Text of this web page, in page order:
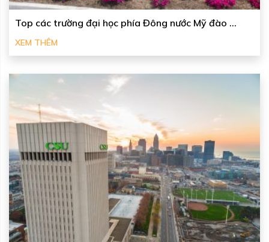
Top các trường đại học phía Đông nước Mỹ đào ...
XEM THÊM